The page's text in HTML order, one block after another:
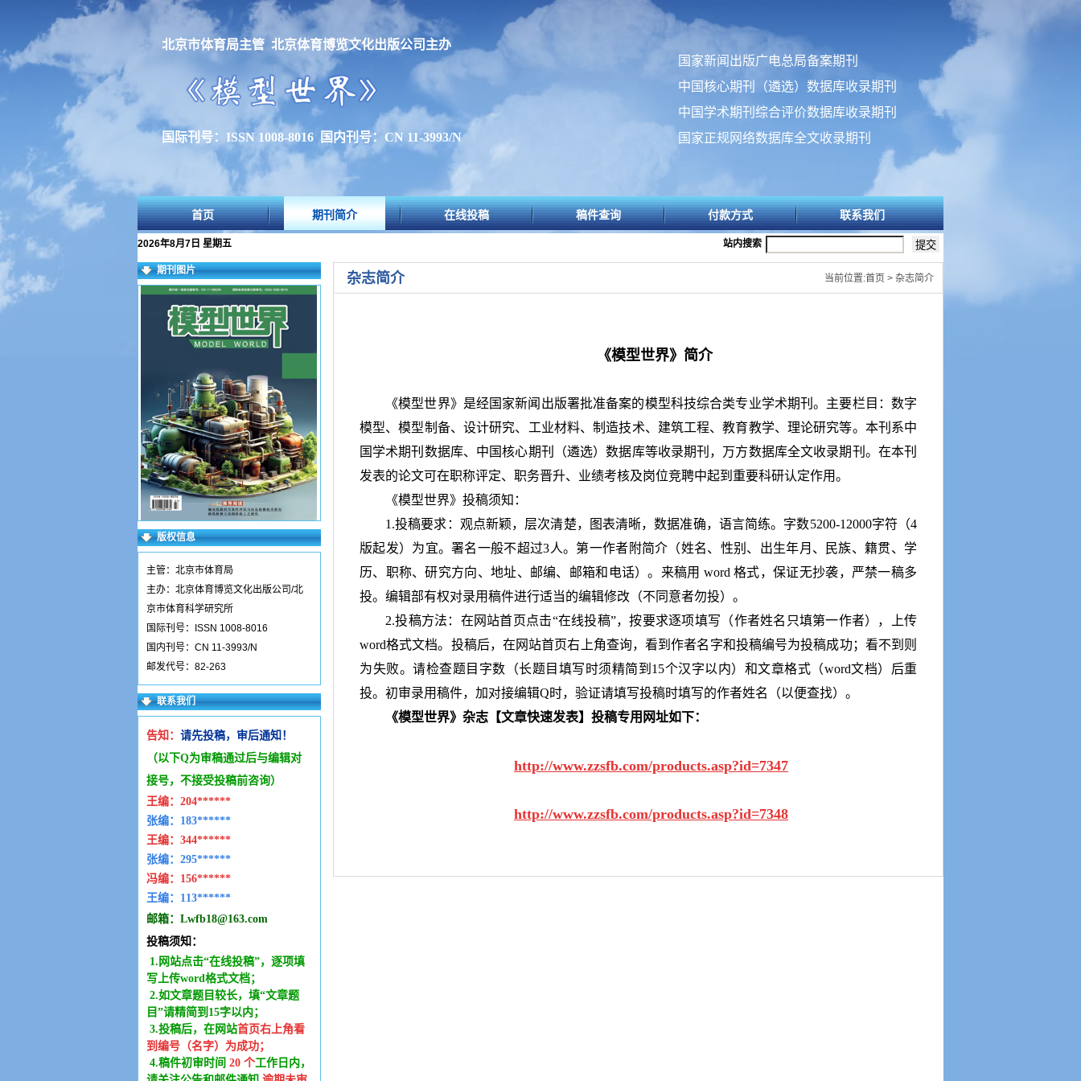
北京市体育局主管 北京体育博览文化出版公司主办
国际刊号：ISSN 1008-8016 国内刊号：CN 11-3993/N
国家新闻出版广电总局备案期刊
中国核心期刊（遴选）数据库收录期刊
中国学术期刊综合评价数据库收录期刊
国家正规网络数据库全文收录期刊
首页 期刊简介 在线投稿 稿件查询 付款方式 联系我们
2026年8月7日 星期五 站内搜索
期刊图片
版权信息
主管：北京市体育局
主办：北京体育博览文化出版公司/北
京市体育科学研究所
国际刊号：ISSN 1008-8016
国内刊号：CN 11-3993/N
邮发代号：82-263
联系我们
告知： 请先投稿，审后通知！
（以下Q为审稿通过后与编辑对
接号，不接受投稿前咨询）
王编： 204******
张编：183******
王编： 344******
张编：295******
冯编： 156******
王编： 113******
邮箱： Lwfb18@163.com
投稿须知：
1.网站点击“在线投稿”，逐项填
写上传word格式文档；
2.如文章题目较长，填“文章题
目”请精简到15字以内；
3.投稿后，在网站首页右上角看
到编号（名字）为成功；
4.稿件初审时间 20 个工作日内 ，
杂志简介 当前位置:首页 > 杂志简介
《模型世界》简介
《模型世界》是经国家新闻出版署批准备案的模型科技综合类专业学术期刊。主要栏目：数字
模型、模型制备、设计研究、工业材料、制造技术、建筑工程、教育教学、理论研究等。本刊系中
国学术期刊数据库、中国核心期刊（遴选）数据库等收录期刊，万方数据库全文收录期刊。在本刊
发表的论文可在职称评定、职务晋升、业绩考核及岗位竞聘中起到重要科研认定作用。
《模型世界》投稿须知：
1.投稿要求：观点新颖，层次清楚，图表清晰，数据准确，语言简练。字数5200-12000字符（4
版起发）为宜。署名一般不超过3人。第一作者附简介（姓名、性别、出生年月、民族、籍贯、学
历、职称、研究方向、地址、邮编、邮箱和电话）。来稿用 word 格式，保证无抄袭，严禁一稿多
投。编辑部有权对录用稿件进行适当的编辑修改（不同意者勿投）。
2.投稿方法：在网站首页点击“在线投稿”，按要求逐项填写（作者姓名只填第一作者），上传
word格式文档。投稿后，在网站首页右上角查询，看到作者名字和投稿编号为投稿成功；看不到则
为失败。请检查题目字数（长题目填写时须精简到15个汉字以内）和文章格式（word文档）后重
投。初审录用稿件，加对接编辑Q时，验证请填写投稿时填写的作者姓名（以便查找）。
《模型世界》杂志【文章快速发表】投稿专用网址如下：
http://www.zzsfb.com/products.asp?id=7347
http://www.zzsfb.com/products.asp?id=7348